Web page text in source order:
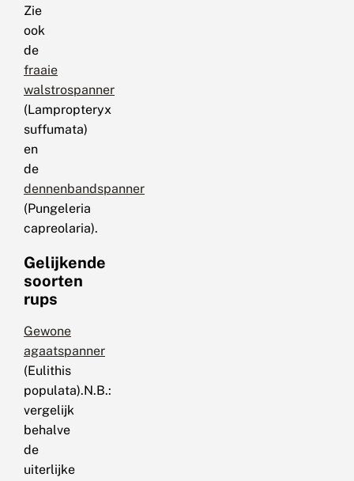
Zie
ook
de
fraaie
walstrospanner
(Lampropteryx
suffumata)
en
de
dennenbandspanner
(Pungeleria
capreolaria).
Gelijkende
soorten
rups
Gewone
agaatspanner
(Eulithis
populata).N.B.:
vergelijk
behalve
de
uiterlijke